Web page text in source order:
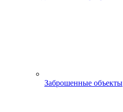
Заброшенные объекты